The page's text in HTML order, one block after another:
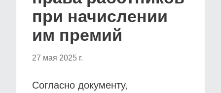
при начислении
им премий
27 мая 2025 г.
Согласно документу,